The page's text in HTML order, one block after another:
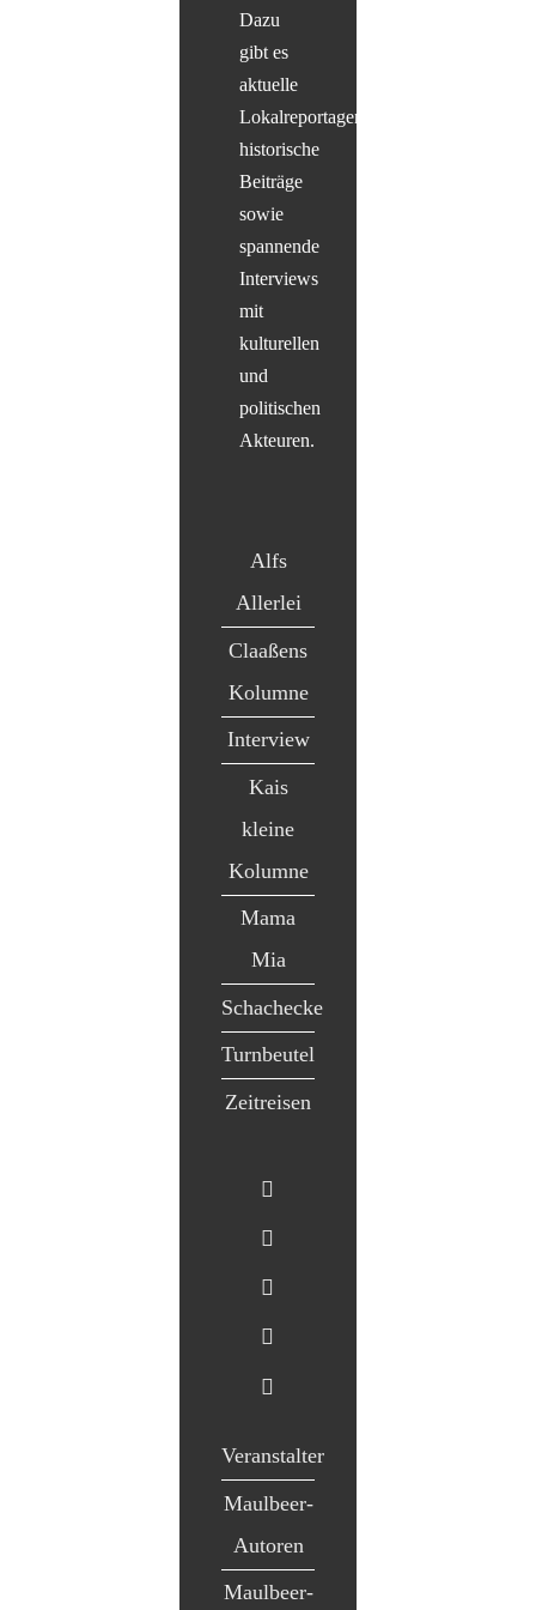
Dazu
gibt es
aktuelle
Lokalreportagen,
historische
Beiträge
sowie
spannende
Interviews
mit
kulturellen
und
politischen
Akteuren.
Alfs
Allerlei
Claaßens
Kolumne
Interview
Kais
kleine
Kolumne
Mama
Mia
Schachecke
Turnbeutel
Zeitreisen
Veranstalter
Maulbeer-
Autoren
Maulbeer-